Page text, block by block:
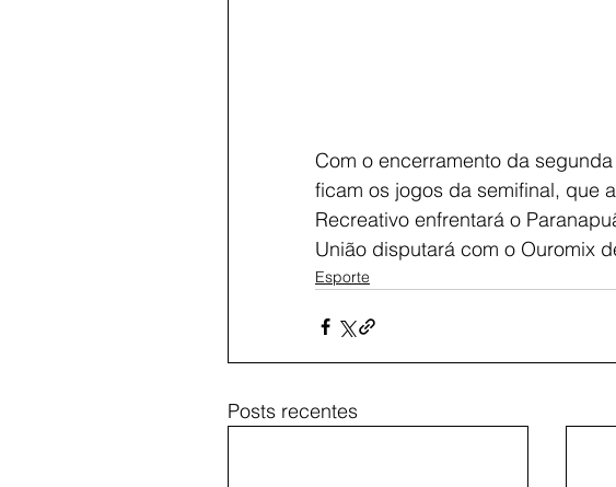
Com o encerramento da
ficam os jogos da semifinal, que
Recreativo enfrentará o
União disputará com o Ouromix
Esporte
Posts recentes